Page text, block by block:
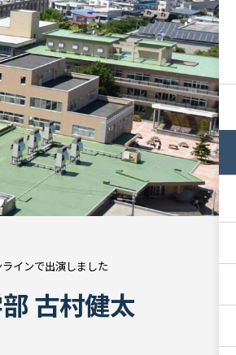
インで出演しました
古村健太